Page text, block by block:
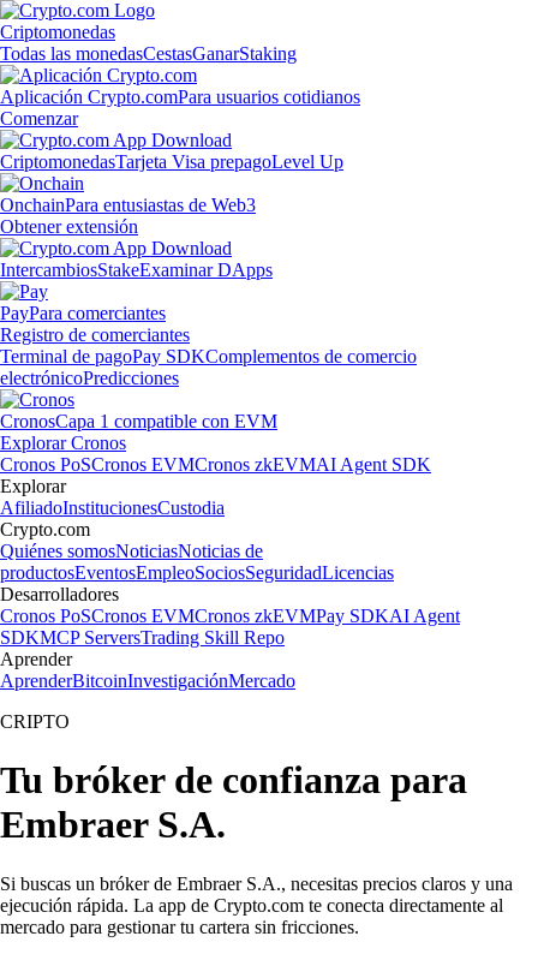
Criptomonedas
Todas las monedasCestasGanarStaking
Aplicación Crypto.comPara usuarios cotidianos
Comenzar
CriptomonedasTarjeta Visa prepagoLevel Up
OnchainPara entusiastas de Web3
Obtener extensión
IntercambiosStakeExaminar DApps
PayPara comerciantes
Registro de comerciantes
Terminal de pagoPay SDKComplementos de comercio
electrónicoPredicciones
CronosCapa 1 compatible con EVM
Explorar Cronos
Cronos PoSCronos EVMCronos zkEVMAI Agent SDK
Explorar
AfiliadoInstitucionesCustodia
Crypto.com
Quiénes somosNoticiasNoticias de
productosEventosEmpleoSociosSeguridadLicencias
Desarrolladores
Cronos PoSCronos EVMCronos zkEVMPay SDKAI Agent
SDKMCP ServersTrading Skill Repo
Aprender
AprenderBitcoinInvestigaciónMercado
CRIPTO
Tu bróker de confianza para
Embraer S.A.
Si buscas un bróker de Embraer S.A., necesitas precios claros y una
ejecución rápida. La app de Crypto.com te conecta directamente al
mercado para gestionar tu cartera sin fricciones.